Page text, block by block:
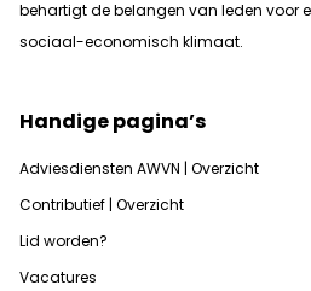
behartigt de belangen van leden voor
sociaal-economisch klimaat.
Handige pagina’s
Adviesdiensten AWVN | Overzicht
Contributief | Overzicht
Lid worden?
Vacatures